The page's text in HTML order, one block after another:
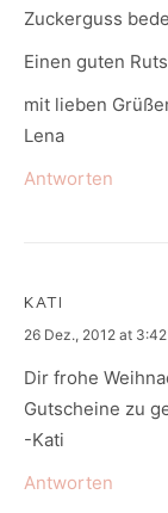
Zuckerguss
Einen guten
mit lieben
Lena
Antworten
KATI
says:
26 Dez., 2012 at 3:42
Dir frohe
Gutscheine zu
-Kati
Antworten